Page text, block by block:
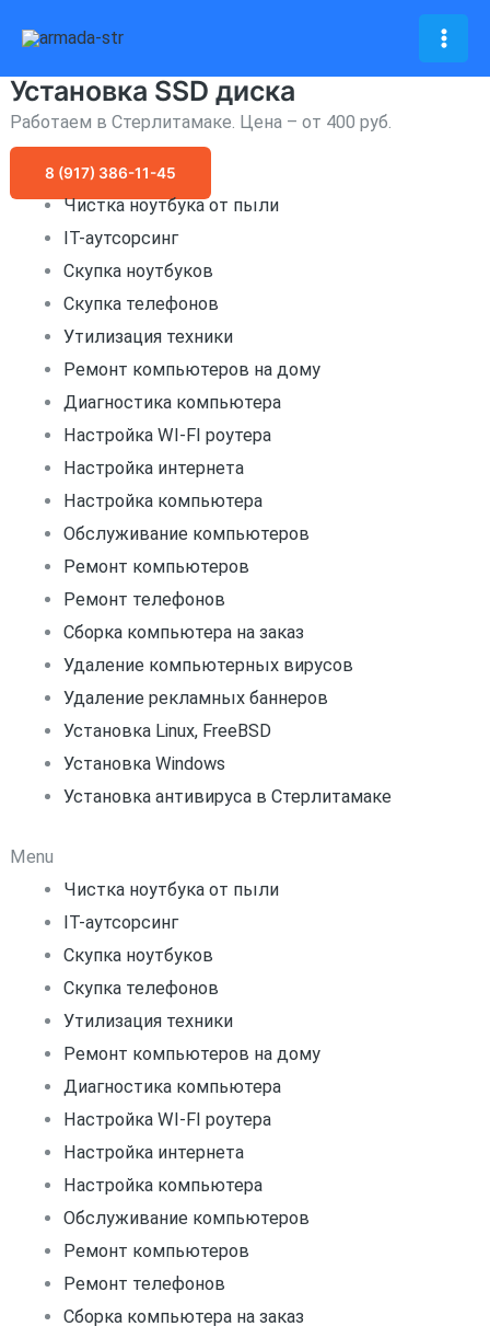
содержимому
Установка SSD диска
Работаем в Стерлитамаке. Цена – от 400 руб.
8 (917) 386-11-45
Чистка ноутбука от пыли
IT-аутсорсинг
Скупка ноутбуков
Скупка телефонов
Утилизация техники
Ремонт компьютеров на дому
Диагностика компьютера
Настройка WI-FI роутера
Настройка интернета
Настройка компьютера
Обслуживание компьютеров
Ремонт компьютеров
Ремонт телефонов
Сборка компьютера на заказ
Удаление компьютерных вирусов
Удаление рекламных баннеров
Установка Linux, FreeBSD
Установка Windows
Установка антивируса в Стерлитамаке
Menu
Чистка ноутбука от пыли
IT-аутсорсинг
Скупка ноутбуков
Скупка телефонов
Утилизация техники
Ремонт компьютеров на дому
Диагностика компьютера
Настройка WI-FI роутера
Настройка интернета
Настройка компьютера
Обслуживание компьютеров
Ремонт компьютеров
Ремонт телефонов
Сборка компьютера на заказ